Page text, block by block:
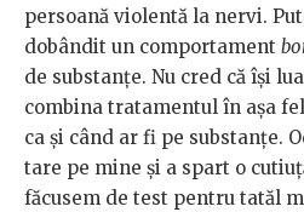
persoană violentă la nervi.
dobândit un comportament
de substanțe. Nu cred că își
combina tratamentul în așa
ca și când ar fi pe substanțe.
tare pe mine și a spart o
făcusem de test pentru tatăl